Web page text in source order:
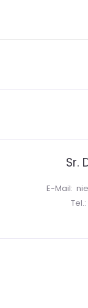
Sr.
E-Mail:
Tel.: